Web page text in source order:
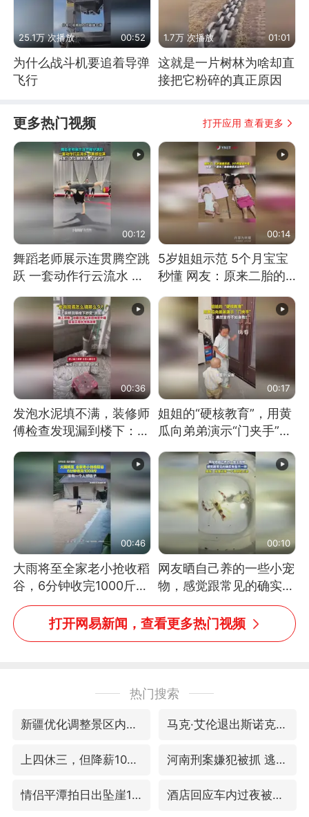
25.1万 次播放 00:52
为什么战斗机要追着导弹
飞行
1.7万 次播放 01:01
这就是一片树林为啥却直
接把它粉碎的真正原因
更多热门视频 打开应用 查看更多
00:12
舞蹈老师展示连贯腾空跳
跃 一套动作行云流水 节
到又舞又武的？
00:14
5岁姐姐示范 5个月宝宝
秒懂 网友：原来二胎的
00:36
发泡水泥填不满，装修师
傅检查发现漏到楼下：出
00:17
姐姐的“硬核教育”，用黄
瓜向弟弟演示“门夹手”，
教！
00:46
大雨将至全家老小抢收稻
谷，6分钟收完1000斤，
没有一个人掉链子
00:10
网友晒自己养的一些小宠
物，感觉跟常见的确实有
些不一样
打开网易新闻，查看更多热门视频
热门搜索
新疆优化调整景区内自驾服务费 马克·艾伦退出斯诺克中国公开赛
上四休三，但降薪1000元，你接受吗？ 河南刑案嫌犯被抓 逃窜时伤害多人
情侣平潭拍日出坠崖1死1伤 酒店回应车内过夜被收150元